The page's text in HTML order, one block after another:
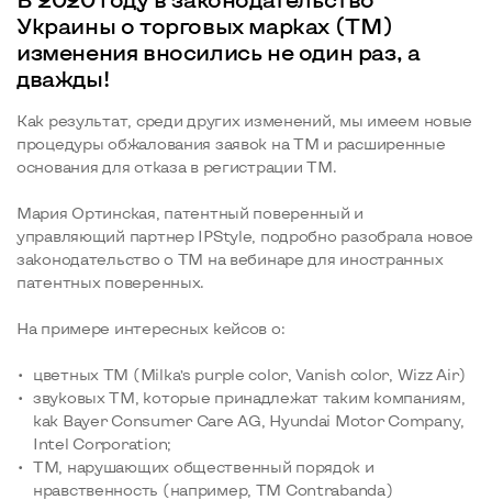
Украины о торговых марках (ТМ)
изменения вносились не один раз, а
дважды!
Как результат, среди других изменений, мы имеем новые
процедуры обжалования заявок на ТМ и расширенные
основания для отказа в регистрации ТМ.
Мария Ортинская, патентный поверенный и
управляющий партнер IPStyle, подробно разобрала новое
законодательство о ТМ на вебинаре для иностранных
патентных поверенных.
На примере интересных кейсов о:
цветных ТМ (Milka’s purple color, Vanish color, Wizz Air)
звуковых ТМ, которые принадлежат таким компаниям,
как Bayer Consumer Care AG, Hyundai Motor Company,
Intel Corporation;
ТМ, нарушающих общественный порядок и
нравственность (например, ТМ Contrabanda)